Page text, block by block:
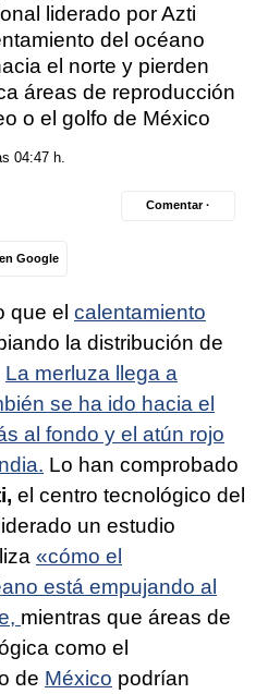
liderado por Azti
del océano
el norte y pierden
áreas de reproducción
o el golfo de México
04:47 h.
Google
Comentar ·
que el calentamiento
la distribución de
La merluza llega a
se ha ido hacia el
al fondo y el atún rojo
Lo han comprobado
el centro tecnológico del
un estudio
«cómo el
está empujando al
mientras que áreas de
como el
de México podrían